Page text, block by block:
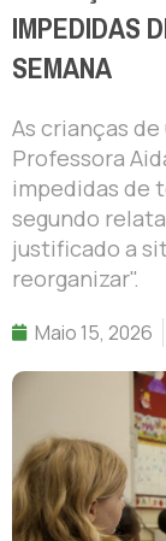
IMPEDIDAS
SEMANA
As crianças
Professora
impedidas de
segundo
justificado a
reorganizar".
Maio 15, 2026